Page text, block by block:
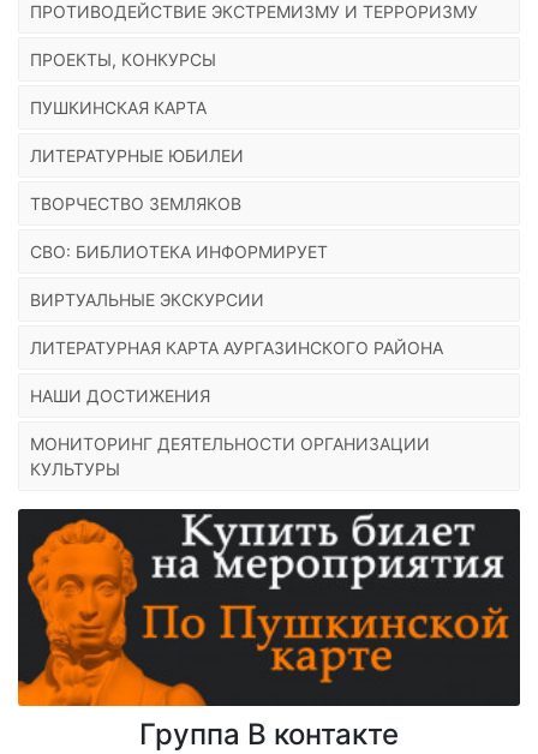
ПРОТИВОДЕЙСТВИЕ ЭКСТРЕМИЗМУ И ТЕРРОРИЗМУ
ПРОЕКТЫ, КОНКУРСЫ
ПУШКИНСКАЯ КАРТА
ЛИТЕРАТУРНЫЕ ЮБИЛЕИ
ТВОРЧЕСТВО ЗЕМЛЯКОВ
СВО: БИБЛИОТЕКА ИНФОРМИРУЕТ
ВИРТУАЛЬНЫЕ ЭКСКУРСИИ
ЛИТЕРАТУРНАЯ КАРТА АУРГАЗИНСКОГО РАЙОНА
НАШИ ДОСТИЖЕНИЯ
МОНИТОРИНГ ДЕЯТЕЛЬНОСТИ ОРГАНИЗАЦИИ
КУЛЬТУРЫ
Группа В контакте